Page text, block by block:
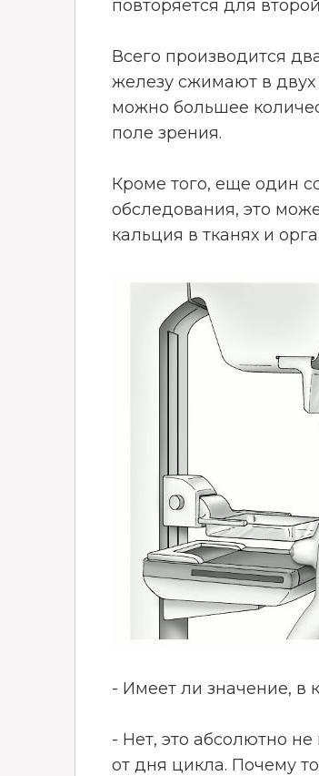
повторяется для
Всего производится
железу сжимают в двух
можно большее
поле зрения.
Кроме того, еще один
обследования, это
кальция в тканях и
- Имеет ли значение, в
- Нет, это абсолютно
от дня цикла. Почему